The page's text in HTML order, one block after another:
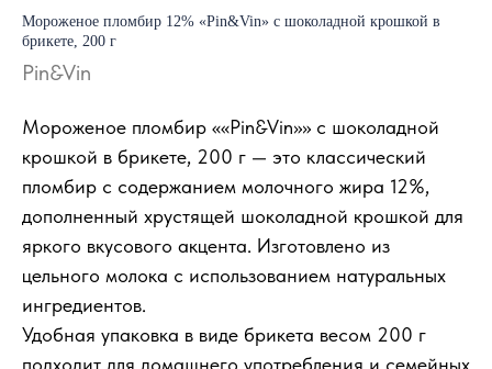
Мороженое пломбир 12% «Pin&Vin» с шоколадной крошкой в
брикете, 200 г
Pin&Vin
Мороженое пломбир ««Pin&Vin»» с шоколадной
крошкой в брикете, 200 г — это классический
пломбир с содержанием молочного жира 12%,
дополненный хрустящей шоколадной крошкой для
яркого вкусового акцента. Изготовлено из
цельного молока с использованием натуральных
ингредиентов.
Удобная упаковка в виде брикета весом 200 г
подходит для домашнего употребления и семейных